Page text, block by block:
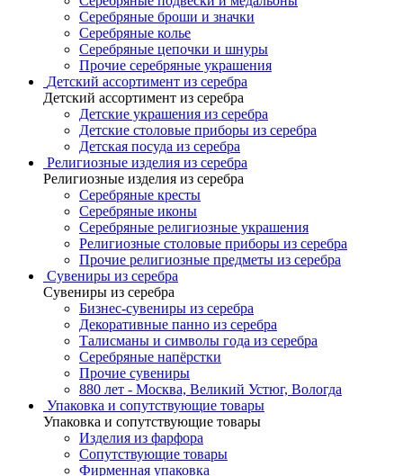
Серебряные броши и значки
Серебряные колье
Серебряные цепочки и шнуры
Прочие серебряные украшения
Детский ассортимент из серебра
Детский ассортимент из серебра
Детские украшения из серебра
Детские столовые приборы из серебра
Детская посуда из серебра
Религиозные изделия из серебра
Религиозные изделия из серебра
Серебряные кресты
Серебряные иконы
Серебряные религиозные украшения
Религиозные столовые приборы из серебра
Прочие религиозные предметы из серебра
Сувениры из серебра
Сувениры из серебра
Бизнес-сувениры из серебра
Декоративные панно из серебра
Талисманы и символы года из серебра
Серебряные напёрстки
Прочие сувениры
880 лет - Москва, Великий Устюг, Вологда
Упаковка и сопутствующие товары
Упаковка и сопутствующие товары
Изделия из фарфора
Сопутствующие товары
Фирменная упаковка